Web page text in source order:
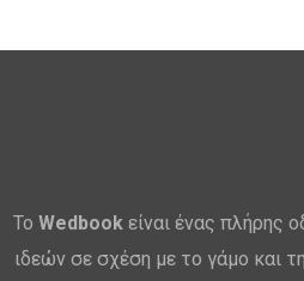
Το Wedbook είναι ένας πλήρης
ιδεών σε σχέση με το γάμο και